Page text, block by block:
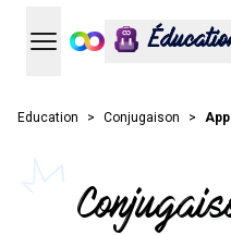
Ouvrir le menu principal
Education Conjugaison